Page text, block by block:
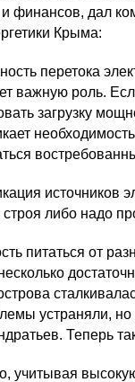
и финансов, дал
Крыма:
перетока
важную роль.
загрузку
источников
строя либо надо
питаться от
устраняли, но
Теперь
учитывая